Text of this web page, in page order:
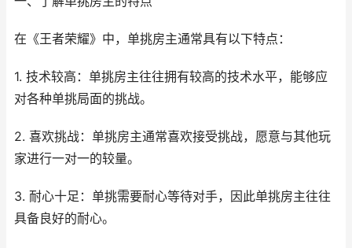
在《王者荣耀》中，单挑房主通常具有以下特点：
1. 技术较高：单挑房主往往拥有较高的技术水平，能够应
对各种单挑局面的挑战。
2. 喜欢挑战：单挑房主通常喜欢接受挑战，愿意与其他玩
家进行一对一的较量。
3. 耐心十足：单挑需要耐心等待对手，因此单挑房主往往
具备良好的耐心。